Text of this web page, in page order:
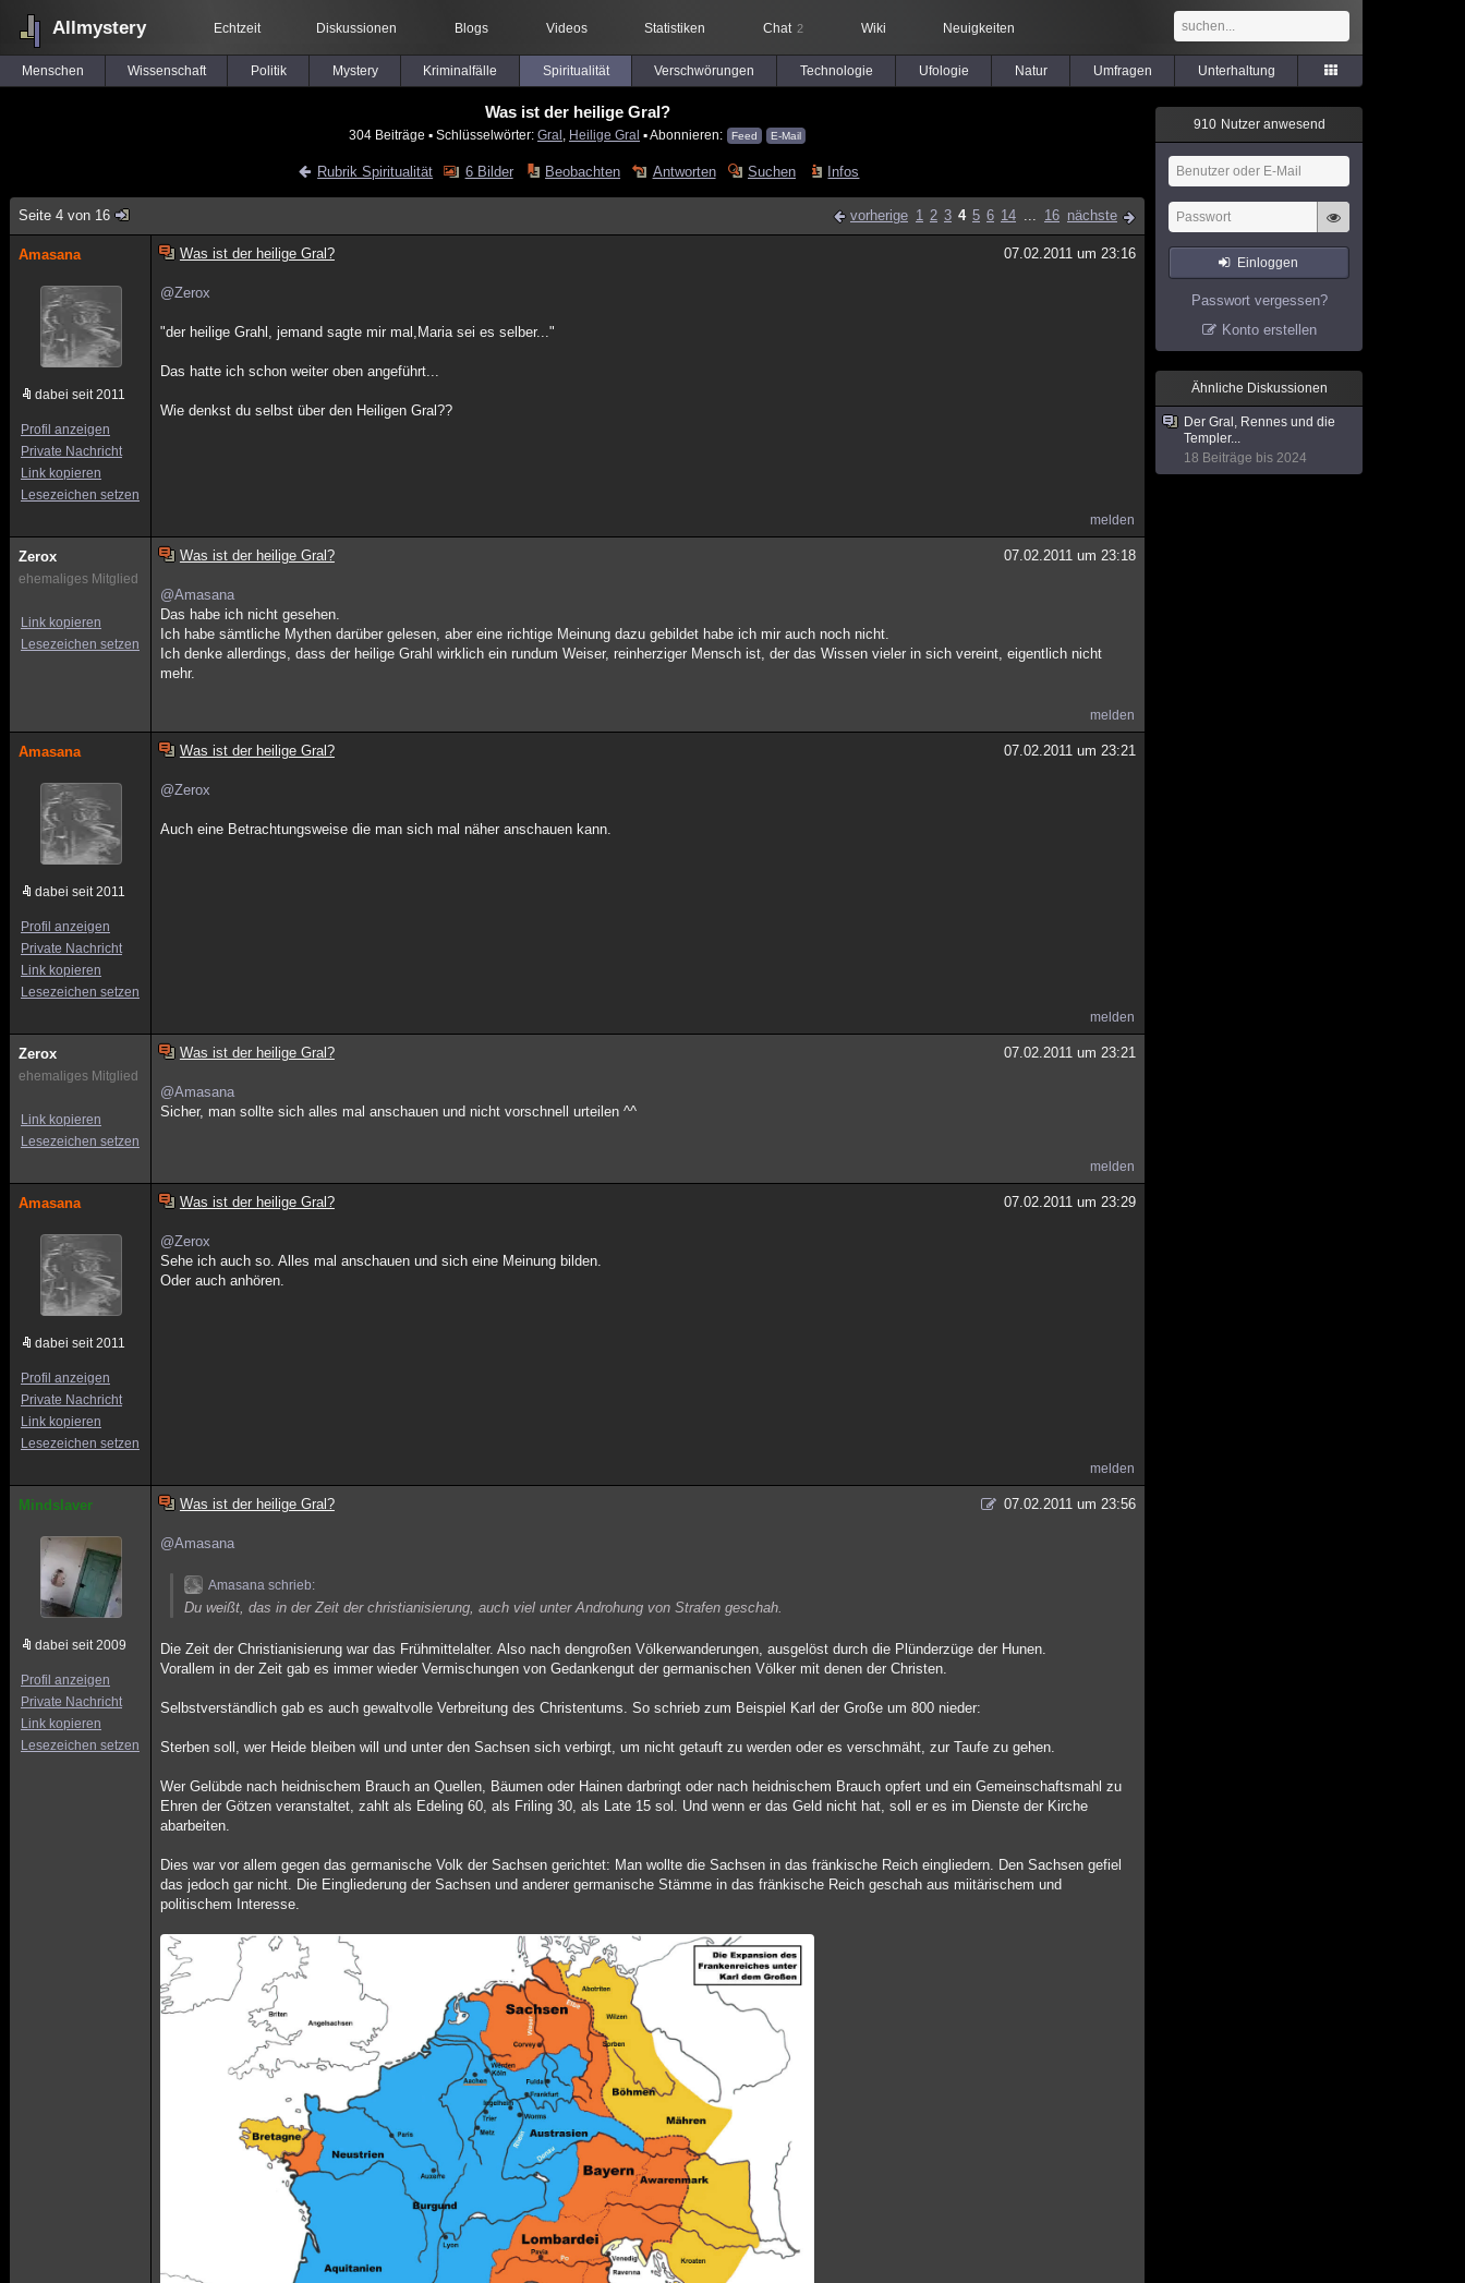
Allmystery Echtzeit Diskussionen Blogs Videos Statistiken Chat 2 Wiki Neuigkeiten
Menschen Wissenschaft Politik Mystery Kriminalfälle Spiritualität Verschwörungen Technologie Ufologie Natur Umfragen Unterhaltung
Was ist der heilige Gral?
304 Beiträge ▪ Schlüsselwörter: Gral Heilige Gral ▪ Abonnieren: Feed E-Mail
Rubrik Spiritualität 6 Bilder Beobachten Antworten Suchen Infos
Seite 4 von 16 vorherige 1 2 3 4 5 6 14 ... 16 nächste
Amasana
dabei seit 2011
Profil anzeigen
Private Nachricht
Link kopieren
Lesezeichen setzen
Was ist der heilige Gral? 07.02.2011 um 23:16
@Zerox
"der heilige Grahl, jemand sagte mir mal,Maria sei es selber..."
Das hatte ich schon weiter oben angeführt...
Wie denkst du selbst über den Heiligen Gral??
melden
Zerox
ehemaliges Mitglied
Link kopieren
Lesezeichen setzen
Was ist der heilige Gral? 07.02.2011 um 23:18
@Amasana
Das habe ich nicht gesehen.
Ich habe sämtliche Mythen darüber gelesen, aber eine richtige Meinung dazu gebildet habe ich mir auch noch nicht.
Ich denke allerdings, dass der heilige Grahl wirklich ein rundum Weiser, reinherziger Mensch ist, der das Wissen vieler in sich vereint, eigentlich nicht
mehr.
melden
Amasana
dabei seit 2011
Profil anzeigen
Private Nachricht
Link kopieren
Lesezeichen setzen
Was ist der heilige Gral? 07.02.2011 um 23:21
@Zerox
Auch eine Betrachtungsweise die man sich mal näher anschauen kann.
melden
Zerox
ehemaliges Mitglied
Link kopieren
Lesezeichen setzen
Was ist der heilige Gral? 07.02.2011 um 23:21
@Amasana
Sicher, man sollte sich alles mal anschauen und nicht vorschnell urteilen ^^
melden
Amasana
dabei seit 2011
Profil anzeigen
Private Nachricht
Link kopieren
Lesezeichen setzen
Was ist der heilige Gral? 07.02.2011 um 23:29
@Zerox
Sehe ich auch so. Alles mal anschauen und sich eine Meinung bilden.
Oder auch anhören.
melden
Mindslaver
dabei seit 2009
Profil anzeigen
Private Nachricht
Link kopieren
Lesezeichen setzen
Was ist der heilige Gral? 07.02.2011 um 23:56
@Amasana
Amasana schrieb:
Du weißt, das in der Zeit der christianisierung, auch viel unter Androhung von Strafen geschah.
Die Zeit der Christianisierung war das Frühmittelalter. Also nach dengroßen Völkerwanderungen, ausgelöst durch die Plünderzüge der Hunen.
Vorallem in der Zeit gab es immer wieder Vermischungen von Gedankengut der germanischen Völker mit denen der Christen.
Selbstverständlich gab es auch gewaltvolle Verbreitung des Christentums. So schrieb zum Beispiel Karl der Große um 800 nieder:
Sterben soll, wer Heide bleiben will und unter den Sachsen sich verbirgt, um nicht getauft zu werden oder es verschmäht, zur Taufe zu gehen.
Wer Gelübde nach heidnischem Brauch an Quellen, Bäumen oder Hainen darbringt oder nach heidnischem Brauch opfert und ein Gemeinschaftsmahl zu
Ehren der Götzen veranstaltet, zahlt als Edeling 60, als Friling 30, als Late 15 sol. Und wenn er das Geld nicht hat, soll er es im Dienste der Kirche
abarbeiten.
Dies war vor allem gegen das germanische Volk der Sachsen gerichtet: Man wollte die Sachsen in das fränkische Reich eingliedern. Den Sachsen gefiel
das jedoch gar nicht. Die Eingliederung der Sachsen und anderer germanische Stämme in das fränkische Reich geschah aus miitärischem und
politischem Interesse.
910 Nutzer anwesend
Einloggen
Passwort vergessen?
Konto erstellen
Ähnliche Diskussionen
Der Gral, Rennes und die
Templer...
18 Beiträge bis 2024